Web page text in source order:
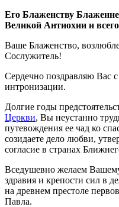
Его Блаженству
Великой Антиохии и
Ваше Блаженство,
Сослужитель!
Сердечно поздравляю Вас
интронизации.
Долгие годы
Церкви, Вы неустанно
путевождения ее чад ко
созидаете дело любви,
согласие в странах
Вседушевно желаем
здравия и крепости сил в
на древнем престоле
Павла.